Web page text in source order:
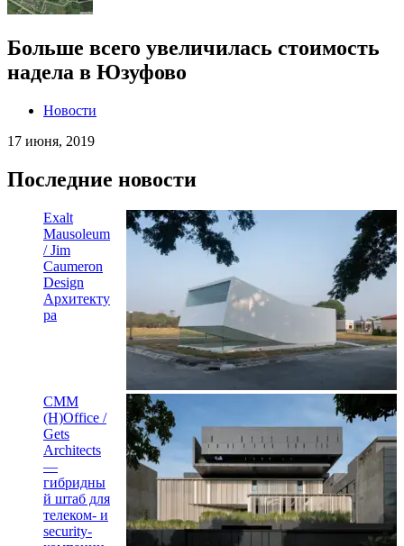
Больше всего увеличилась стоимость
надела в Юзуфово
Новости
17 июня, 2019
Последние новости
Exalt
Mausoleum
/ Jim
Caumeron
Design
Архитекту
ра
CMM
(H)Office /
Gets
Architects
—
гибридны
й штаб для
телеком- и
security-